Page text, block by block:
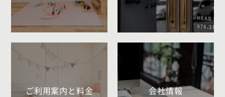
ご利用案内と料金 会社情報